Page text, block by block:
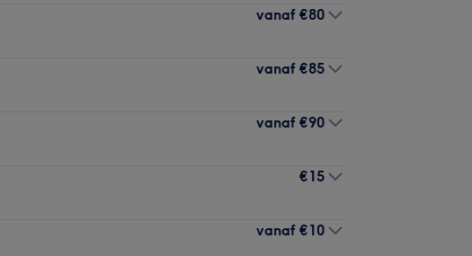
vanaf €80
vanaf €85
vanaf €90
€15
vanaf €10